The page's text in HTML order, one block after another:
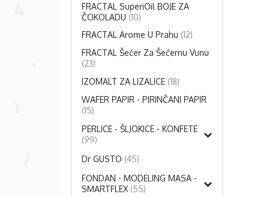
FRACTAL SuperiOil BOJE ZA
ČOKOLADU (10)
FRACTAL Arome U Prahu (12)
FRACTAL Šećer Za Šećernu Vunu
(23)
IZOMALT ZA LIZALICE (18)
WAFER PAPIR - PIRINČANI PAPIR
(15)
PERLICE - ŠLJOKICE - KONFETE
(99)
Dr GUSTO (45)
FONDAN - MODELING MASA -
SMARTFLEX (55)